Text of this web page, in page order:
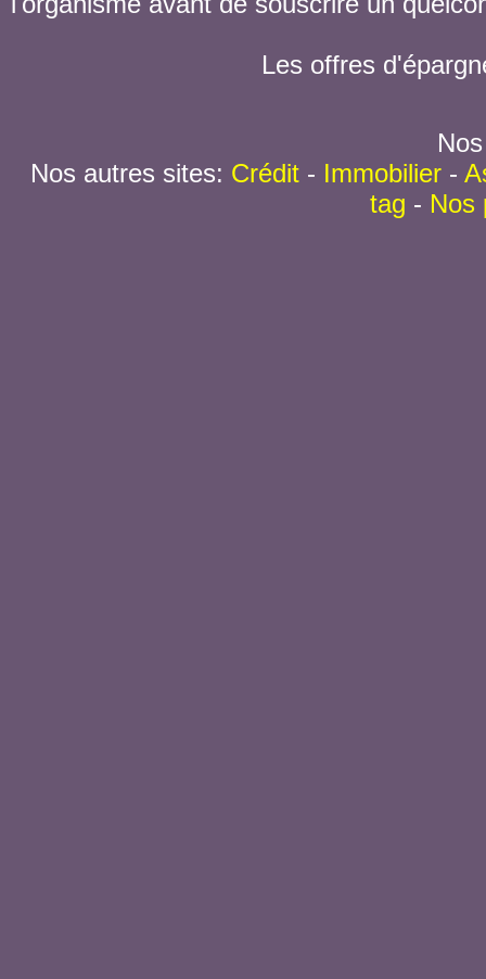
Les offres
Nos autres sites: Crédit- Immobilier-
tag - Nos